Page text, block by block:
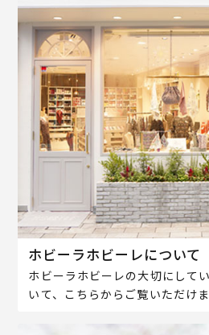
ホビーラホビーレについて
ホビーラホビーレの大切にして
いて、こちらからご覧いただけま